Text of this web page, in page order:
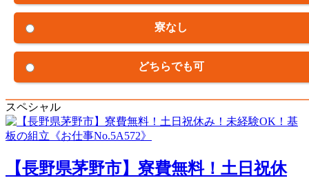
寮なし
どちらでも可
スペシャル
【長野県茅野市】寮費無料！土日祝休